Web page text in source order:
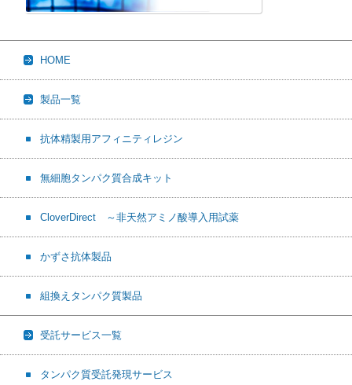
HOME
製品一覧
抗体精製用アフィニティレジン
無細胞タンパク質合成キット
CloverDirect ～非天然アミノ酸導入用試薬
かずさ抗体製品
組換えタンパク質製品
受託サービス一覧
タンパク質受託発現サービス